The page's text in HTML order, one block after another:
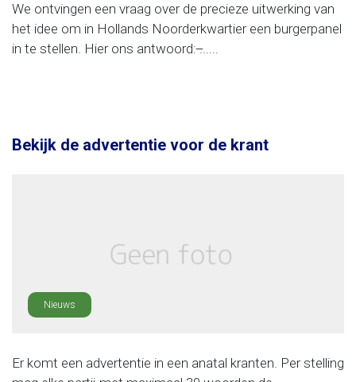
We ontvingen een vraag over de precieze uitwerking van
het idee om in Hollands Noorderkwartier een burgerpanel
in te stellen. Hier ons antwoord: ̶......
Bekijk de advertentie voor de krant
Nieuws
Er komt een advertentie in een anatal kranten. Per stelling